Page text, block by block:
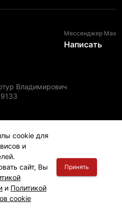
cookie для
и
сайт, Вы
и Политикой
cookie
Принять
Мессенджер Max
Написать
Владимирович
cookie